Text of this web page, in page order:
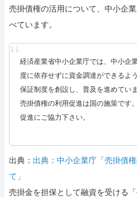
売掛債権の活用について、中小企
べています。
経済産業省中小企業庁では、中小企
度に依存せずに資金調達ができるよ
保証制度を創設し、普及を進めていま
売掛債権の利用促進は国の施策です
促進にご協力下さい。
出典： 出典：中小企業庁「売掛債
て」
売掛金を担保として融資を受ける「